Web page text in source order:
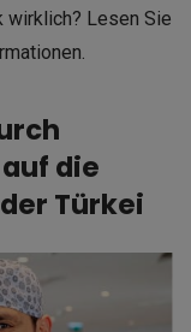
wirklich? Lesen Sie
die
Türkei